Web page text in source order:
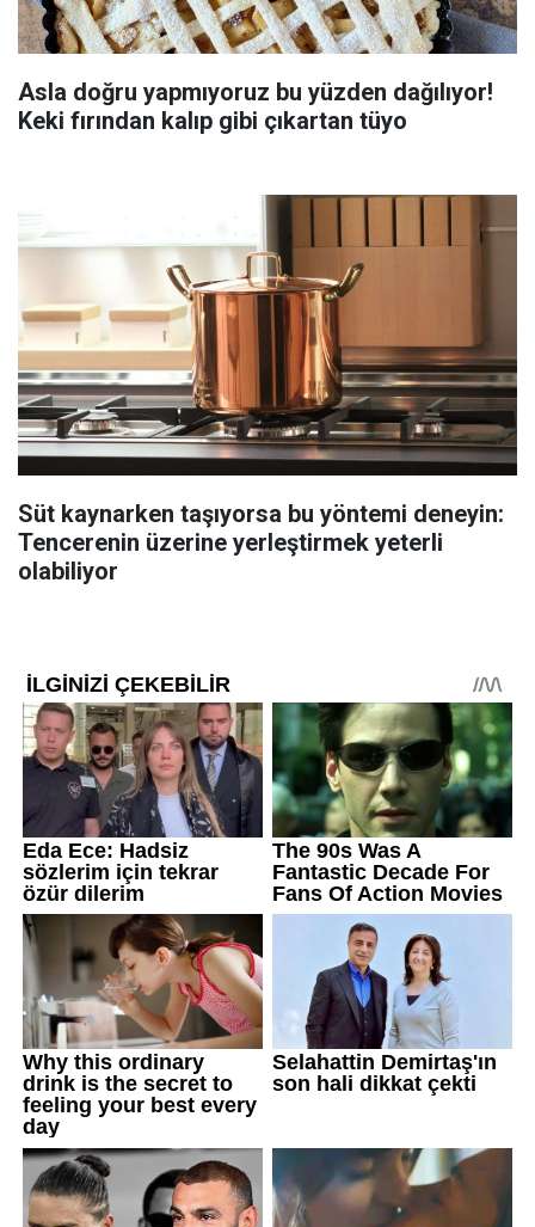
Asla doğru yapmıyoruz bu yüzden dağılıyor!
Keki fırından kalıp gibi çıkartan tüyo
Süt kaynarken taşıyorsa bu yöntemi deneyin:
Tencerenin üzerine yerleştirmek yeterli
olabiliyor